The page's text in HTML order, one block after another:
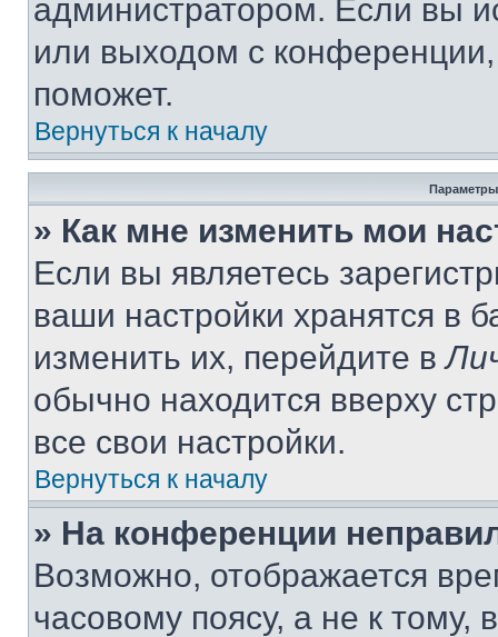
администратором. Если вы
или выходом с
поможет.
Вернуться к началу
Параметры
» Как мне изменить мои
Если вы являетесь
ваши настройки хранятся в
изменить их, перейдите в
обычно находится вверху
все свои настройки.
Вернуться к началу
» На конференции
Возможно, отображается
часовому поясу, а не к тому,